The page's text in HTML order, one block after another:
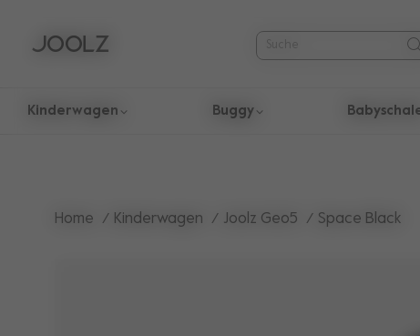
Kinderwagen Buggy
Home Kinderwagen Joolz Geo5 Space Black